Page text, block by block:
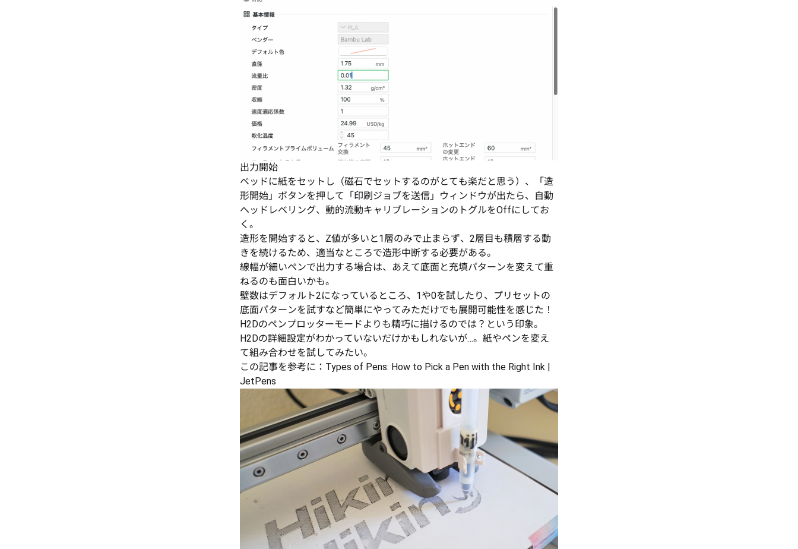
出力開始
ベッドに紙をセットし（磁石でセットするのがとても楽だと思う）、「造
形開始」ボタンを押して「印刷ジョブを送信」ウィンドウが出たら、自動
ヘッドレベリング、動的流動キャリブレーションのトグルをOffにしてお
く。
造形を開始すると、Z値が多いと1層のみで止まらず、2層目も積層する動
きを続けるため、適当なところで造形中断する必要がある。
線幅が細いペンで出力する場合は、あえて底面と充填パターンを変えて重
ねるのも面白いかも。
壁数はデフォルト2になっているところ、1や0を試したり、プリセットの
底面パターンを試すなど簡単にやってみただけでも展開可能性を感じた！
H2Dのペンプロッターモードよりも精巧に描けるのでは？という印象。
H2Dの詳細設定がわかっていないだけかもしれないが…。紙やペンを変え
て組み合わせを試してみたい。
この記事を参考に： Types of Pens: How to Pick a Pen with the Right Ink |
JetPens